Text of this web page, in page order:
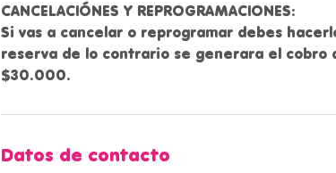
CANCELACIÓNES Y REPROGRAMACIONES:
Si vas a cancelar o reprogramar debes
reserva de lo contrario se generara el cobro
Datos de contacto